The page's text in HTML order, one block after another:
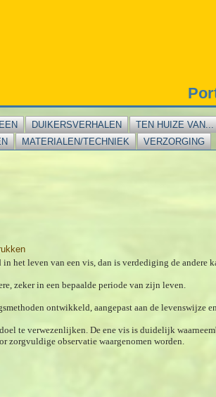
DUIKERSVERHALEN TEN HUIZE VAN...
MATERIALEN/TECHNIEK VERZORGING
het leven van een vis, dan is verdediging de andere
zeker in een bepaalde periode van zijn leven.
ontwikkeld, aangepast aan de levenswijze
te verwezenlijken. De ene vis is duidelijk
zorgvuldige observatie waargenomen worden.